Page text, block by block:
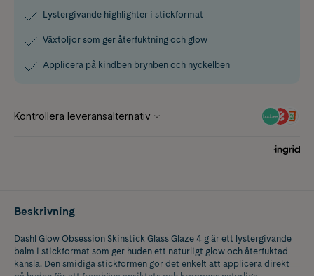
Lystergivande highlighter i stickformat
Växtoljor som ger återfuktning och glow
Applicera på kindben brynben och nyckelben
Beskrivning
Dashl Glow Obsession Skinstick Glass Glaze 4 g är ett lystergivande
balm i stickformat som ger huden ett naturligt glow och återfuktad
känsla. Den smidiga stickformen gör det enkelt att applicera direkt